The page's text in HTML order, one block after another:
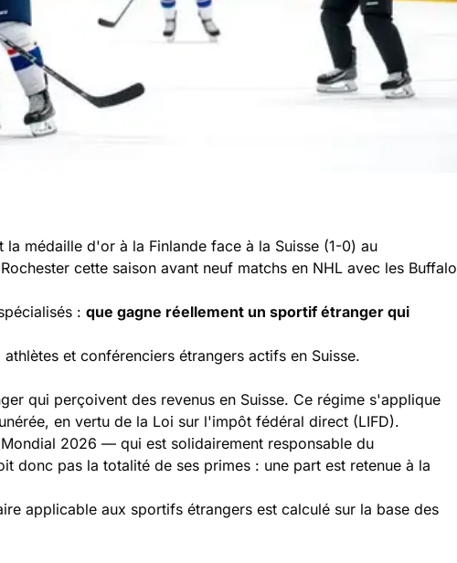
médaille d'or à la Finlande face à la Suisse (1-0) au
cette saison avant neuf matchs en NHL avec les Buffalo
: que gagne réellement un sportif étranger qui
et conférenciers étrangers actifs en Suisse.
qui perçoivent des revenus en Suisse. Ce régime s'applique
en vertu de la Loi sur l'impôt fédéral direct (LIFD).
2026 — qui est solidairement responsable du
donc pas la totalité de ses primes : une part est retenue à la
applicable aux sportifs étrangers est calculé sur la base des